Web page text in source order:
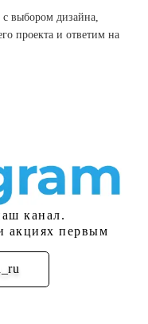
выбором дизайна,
проекта и ответим на
канал.
акциях первым